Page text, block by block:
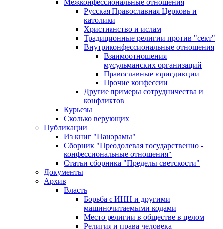
Межконфессиональные отношения
Русская Православная Церковь и
католики
Христианство и ислам
Традиционные религии против "сект"
Внутриконфессиональные отношения
Взаимоотношения
мусульманских организаций
Православные юрисдикции
Прочие конфессии
Другие примеры сотрудничества и
конфликтов
Курьезы
Сколько верующих
Публикации
Из книг "Панорамы"
Сборник "Преодолевая государственно -
конфессиональные отношения"
Статьи сборника "Пределы светскости"
Документы
Архив
Власть
Борьба с ИНН и другими
машиночитаемыми кодами
Место религии в обществе в целом
Религия и права человека